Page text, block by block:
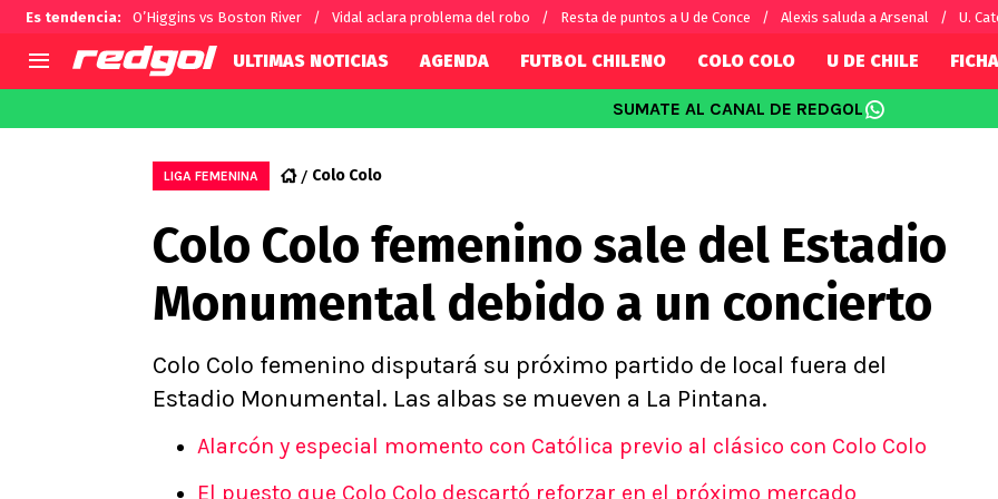
Es tendencia: O’Higgins vs Boston River Vidal aclara problema del robo Resta de puntos a U de Conce Alexis saluda a Arsenal U.
Selección Chilena
U de Chile
U Católica
Campeonato Nacional
Primera B
Segunda División
Copa Chile
Campeonato Femenino
Alexis Sánchez
Carlos Palacios
Chilenos por el mundo
Fútbol Argentino
Fútbol Brasileño
Conference
Ligue 1
Premier
Serie A
ULTIMAS NOTICIAS AGENDA FUTBOL CHILENO COLO COLO U DE CHILE
SUMATE AL CANAL DE REDGOL
LIGA FEMENINA Colo Colo
Colo Colo femenino sale del Estadio
Monumental debido a un concierto
Colo Colo femenino disputará su próximo partido de local fuera del
Estadio Monumental. Las albas se mueven a La Pintana.
Alarcón y especial momento con Católica previo al clásico con Colo Colo
El puesto que Colo Colo descartó reforzar en el próximo mercado